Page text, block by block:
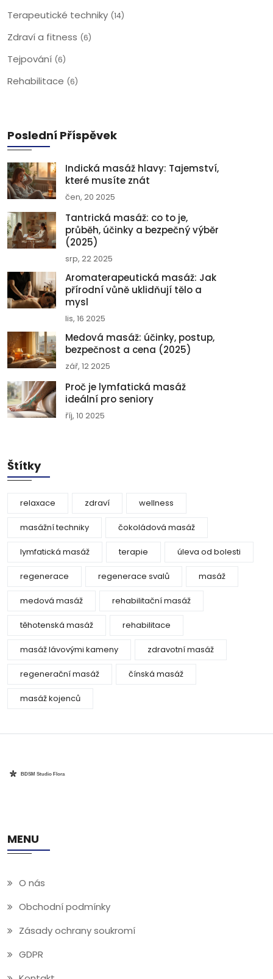
Terapeutické techniky (14)
Zdraví a fitness (6)
Tejpování (6)
Rehabilitace (6)
Poslední Příspěvek
Indická masáž hlavy: Tajemství,
které musíte znát
čen, 20 2025
Tantrická masáž: co to je,
průběh, účinky a bezpečný výběr
(2025)
srp, 22 2025
Aromaterapeutická masáž: Jak
přírodní vůně uklidňují tělo a
mysl
lis, 16 2025
Medová masáž: účinky, postup,
bezpečnost a cena (2025)
zář, 12 2025
Proč je lymfatická masáž
ideální pro seniory
říj, 10 2025
Štítky
relaxace zdraví wellness
masážní techniky čokoládová masáž
lymfatická masáž terapie úleva od bolesti
regenerace regenerace svalů masáž
medová masáž rehabilitační masáž
těhotenská masáž rehabilitace
masáž lávovými kameny zdravotní masáž
regenerační masáž čínská masáž
masáž kojenců
MENU
O nás
Obchodní podmínky
Zásady ochrany soukromí
GDPR